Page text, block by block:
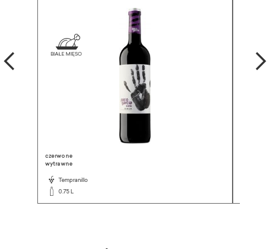
czerwone
wytrawne
Tempranillo
0.75 L